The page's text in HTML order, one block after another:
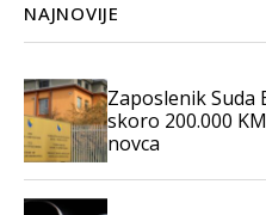
NAJNOVIJE
Zaposlenik Suda
skoro 200.000
novca